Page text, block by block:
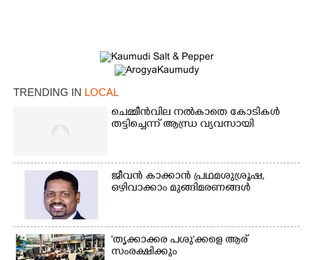
TRENDING IN LOCAL
ചെമ്മീൻവില നൽകാതെ കോടികൾ
തട്ടിച്ചെന്ന് ആന്ധ്ര വ്യവസായി
ജീവൻ കാക്കാൻ പ്രഥമശുശ്രൂഷ,
ഒഴിവാക്കാം മുങ്ങിമരണങ്ങൾ
'തൃക്കാക്കര പശു'ക്കളെ ആര്
സംരക്ഷിക്കും
Copy Link